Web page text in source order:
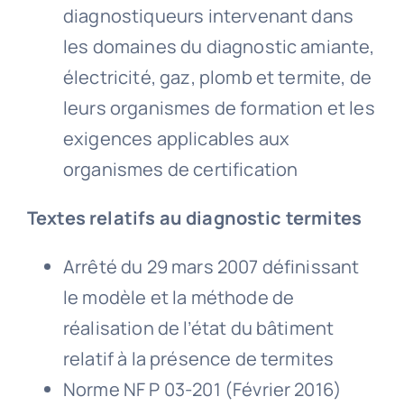
diagnostiqueurs intervenant dans
les domaines du diagnostic amiante,
électricité, gaz, plomb et termite, de
leurs organismes de formation et les
exigences applicables aux
organismes de certification
Textes relatifs au diagnostic termites
Arrêté du 29 mars 2007 définissant
le modèle et la méthode de
réalisation de l’état du bâtiment
relatif à la présence de termites
Norme NF P 03-201 (Février 2016)